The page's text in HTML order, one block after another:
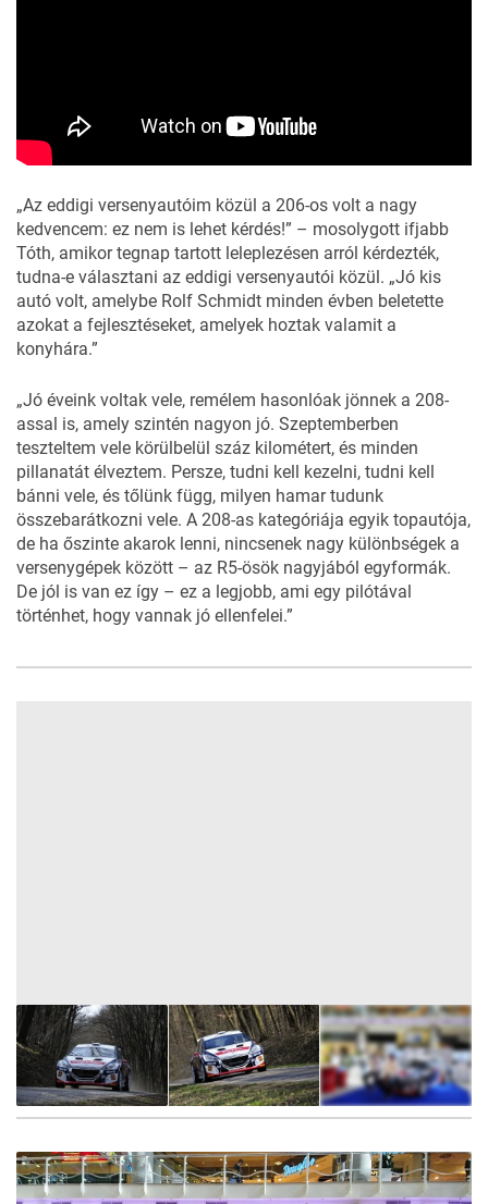
„Az eddigi versenyautóim közül a 206-os volt a nagy
kedvencem: ez nem is lehet kérdés!” – mosolygott ifjabb
Tóth, amikor tegnap tartott leleplezésen arról kérdezték,
tudna-e választani az eddigi versenyautói közül. „Jó kis
autó volt, amelybe Rolf Schmidt minden évben beletette
azokat a fejlesztéseket, amelyek hoztak valamit a
konyhára.”
„Jó éveink voltak vele, remélem hasonlóak jönnek a 208-
assal is, amely szintén nagyon jó. Szeptemberben
teszteltem vele körülbelül száz kilométert, és minden
pillanatát élveztem. Persze, tudni kell kezelni, tudni kell
bánni vele, és tőlünk függ, milyen hamar tudunk
összebarátkozni vele. A 208-as kategóriája egyik topautója,
de ha őszinte akarok lenni, nincsenek nagy különbségek a
versenygépek között – az R5-ösök nagyjából egyformák.
De jól is van ez így – ez a legjobb, ami egy pilótával
történhet, hogy vannak jó ellenfelei.”